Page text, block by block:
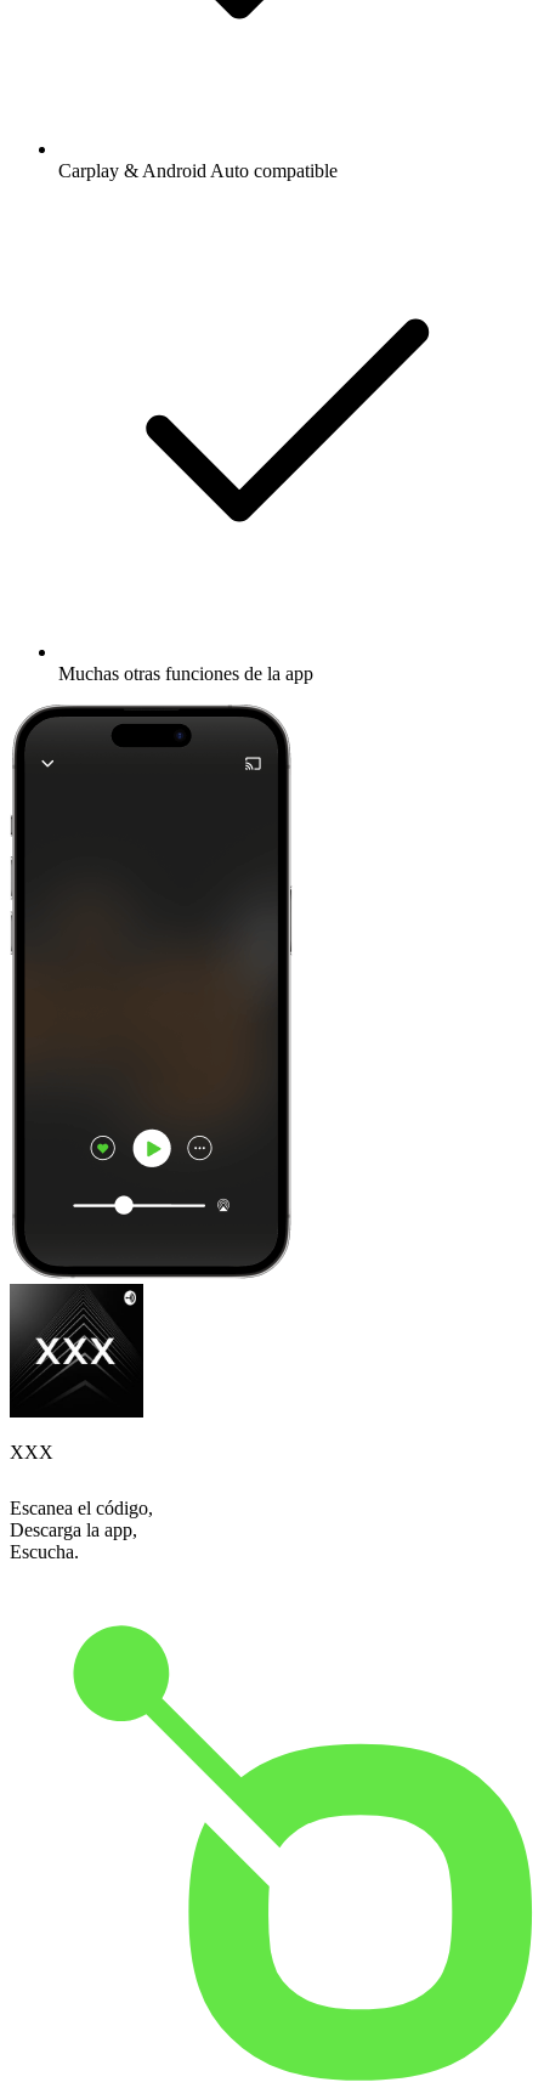
Carplay & Android Auto compatible
Muchas otras funciones de la app
XXX
Escanea el código,
Descarga la app,
Escucha.